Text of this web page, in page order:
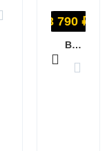
3 790 ₽
В КОРЗИНУ